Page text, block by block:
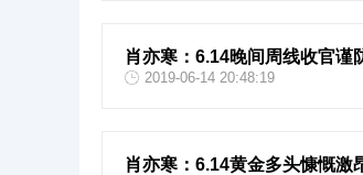
肖亦寒：6.14晚间周线收官谨
2019-06-14 20:48:19
肖亦寒：6.14黄金多头慷慨激